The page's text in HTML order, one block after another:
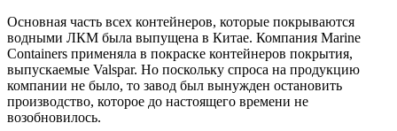
Основная часть всех контейнеров, которые покрываются
водными ЛКМ была выпущена в Китае. Компания Marine
Containers применяла в покраске контейнеров покрытия,
выпускаемые Valspar. Но поскольку спроса на продукцию
компании не было, то завод был вынужден остановить
производство, которое до настоящего времени не
возобновилось.